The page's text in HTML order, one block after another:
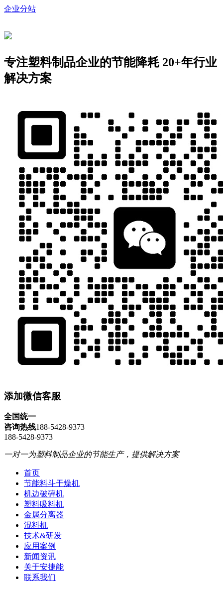
企业分站
专注塑料制品企业的节能降耗 20+年行业
解决方案
添加微信客服
全国统一
咨询热线188-5428-9373
188-5428-9373
一对一为塑料制品企业的节能生产，提供解决方案
首页
节能料斗干燥机
机边破碎机
塑料吸料机
金属分离器
混料机
技术&研发
应用案例
新闻资讯
关于安捷能
联系我们